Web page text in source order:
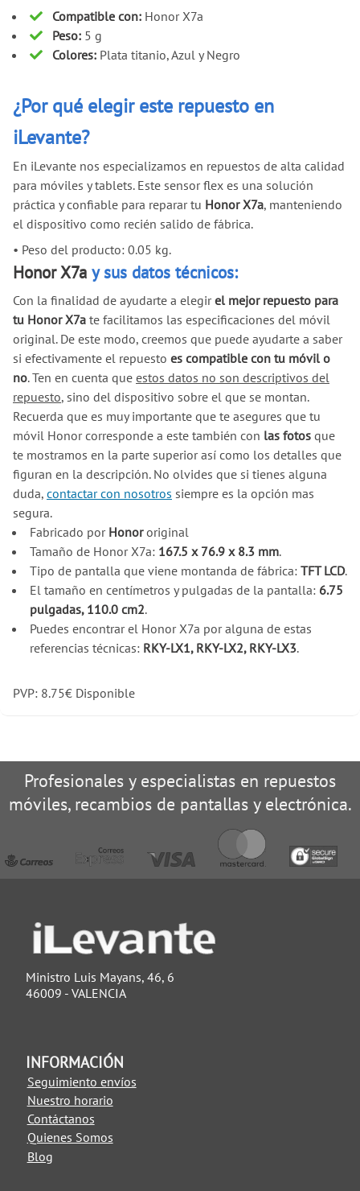
Compatible con:Honor X7a
Peso:5 g
Colores:Plata titanio, Azul y Negro
¿Por qué elegir este repuesto en
iLevante?
En iLevante nos especializamos en repuestos de alta calidad
para móviles y tablets. Este sensor flex es una solución
práctica y confiable para reparar tu Honor X7a, manteniendo
el dispositivo como recién salido de fábrica.
• Peso del producto: 0.05 kg.
Honor X7a y sus datos técnicos:
Con la finalidad de ayudarte a elegirel mejor repuesto para
tu Honor X7a te facilitamos las especificaciones del móvil
original. De este modo, creemos que puede ayudarte a saber
si efectivamente el repuesto es compatible con tu móvil o
no. Ten en cuenta que estos datos no son descriptivos del
repuesto, sino del dispositivo sobre el que se montan.
Recuerda que es muy importante que te asegures que tu
móvil Honor corresponde a este también con las fotos que
te mostramos en la parte superior así como los detalles que
figuran en la descripción. No olvides que si tienes alguna
duda, contactar con nosotros siempre es la opción mas
segura.
Fabricado por Honororiginal
Tamaño de Honor X7a: 167.5 x 76.9 x 8.3 mm.
Tipo de pantalla que viene montanda de fábrica: TFT LCD.
El tamaño en centímetros y pulgadas de la pantalla: 6.75
pulgadas, 110.0 cm2.
Puedes encontrar el Honor X7a por alguna de estas
referencias técnicas: RKY-LX1, RKY-LX2, RKY-LX3.
PVP: 8.75€ Disponible
Profesionales y especialistas en repuestos
móviles, recambios de pantallas y electrónica.
Ministro Luis Mayans, 46, 6
46009 - VALENCIA
INFORMACIÓN
Seguimiento envíos
Nuestro horario
Contáctanos
Quienes Somos
Blog